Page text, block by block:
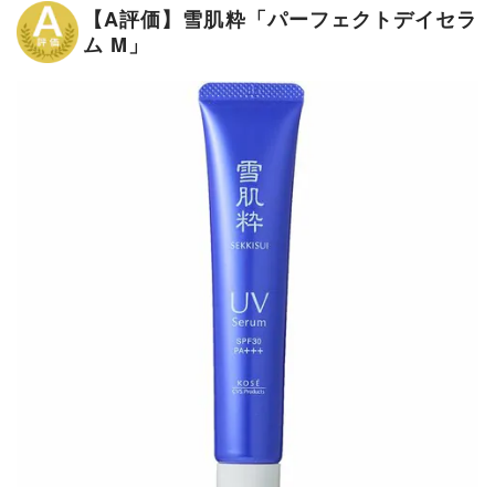
【A評価】雪肌粋「パーフェクトデイセラ
ム M」